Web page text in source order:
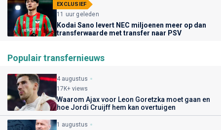
EXCLUSIEF
11 uur geleden
Kodai Sano levert NEC miljoenen meer op dan
transferwaarde met transfer naar PSV
Populair transfernieuws
4 augustus
17K+ views
Waarom Ajax voor Leon Goretzka moet gaan en
hoe Jordi Cruijff hem kan overtuigen
1 augustus